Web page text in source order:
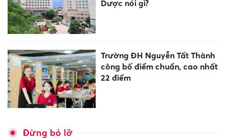
Dược nói gì?
Trường ĐH Nguyễn Tất Thành
công bố điểm chuẩn, cao nhất
22 điểm
Đừng bỏ lỡ